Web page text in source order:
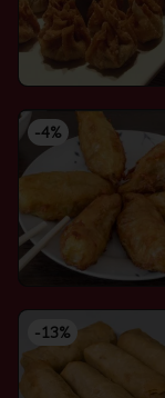
-4%
-13%